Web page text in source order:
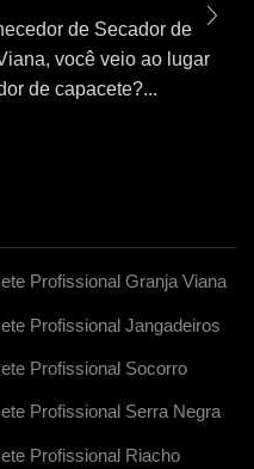
de Secador de
você veio ao lugar
de capacete?...
Profissional Granja Viana
Profissional Jangadeiros
Profissional Socorro
Profissional Serra Negra
Profissional Riacho